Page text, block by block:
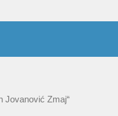
Jovanović Zmaj“